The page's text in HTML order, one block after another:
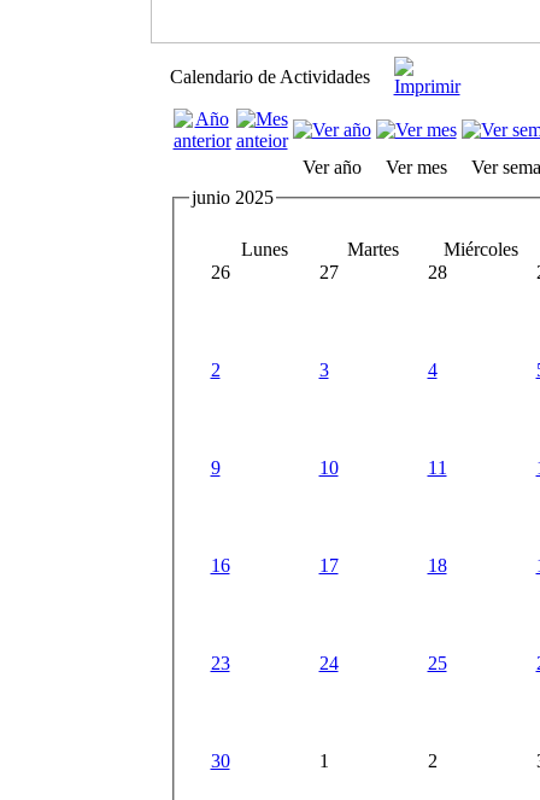
Calendario de Actividades
Ver año Ver mes
Ver
junio 2025
Lunes Martes
Miércoles
26
27 28
2 3 4
9 10 11
16 17 18
23 24 25
30 1 2